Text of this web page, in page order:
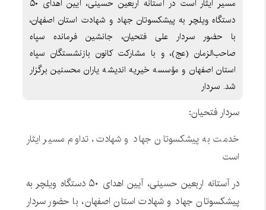
مسیر ایثار است در آستانه اربعین حسینی، آیین اهدای ۵۰
دستگاه ویلچر به پیشکسوتان جهاد و شهادت استان اصفهان،
با حضور سردار علی فتحیان، جانشین فرمانده سپاه
صاحب‌الزمان (عج)، و با مشارکت کانون بازنشستگان سپاه
استان اصفهان و مؤسسه خیریه اندیشه یاران محسنین برگزار
شد. سردار
سردار فتحیان:
خدمت به پیشکسوتان جهاد و شهادت، تداوم مسیر ایثار
است
در آستانه اربعین حسینی، آیین اهدای ۵۰ دستگاه ویلچر به
پیشکسوتان جهاد و شهادت استان اصفهان، با حضور سردار